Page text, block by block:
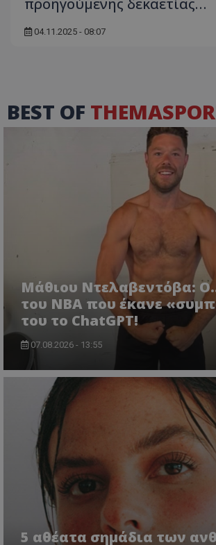
04.11.2025 - 08:07
BEST OF
Μάθιου Ντελαβεντόβα:
του NBA που έκανε
του το ChatGPT!
07.08.2026 - 13:55
5 αθέατα σημάδια των